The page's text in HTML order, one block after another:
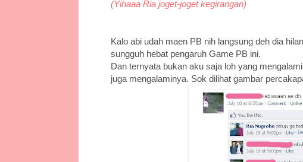
(Yihaaa Ria joget-joget kegirangan)
Kalo abi udah maen PB nih langsung deh dia
sungguh hebat pengaruh Game PB ini.
Dan ternyata bukan aku saja loh yang
juga mengalaminya. Sok dilihat gambar